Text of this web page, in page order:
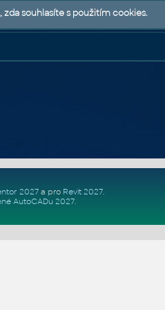
2027a pro Revit 2027.
AutoCADu 2027.
souhlasíte s použitím cookies.